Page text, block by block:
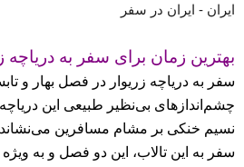
بهترین زمان برای سفر به دریاچه
سفر به دریاچه زریوار در فصل بهار و
چشم‌‌اندازهای بی‌نظیر طبیعی این
نسیم خنکی بر مشام مسافرین می‌نشاند.
سفر به این تالاب، این دو فصل و به ویژه